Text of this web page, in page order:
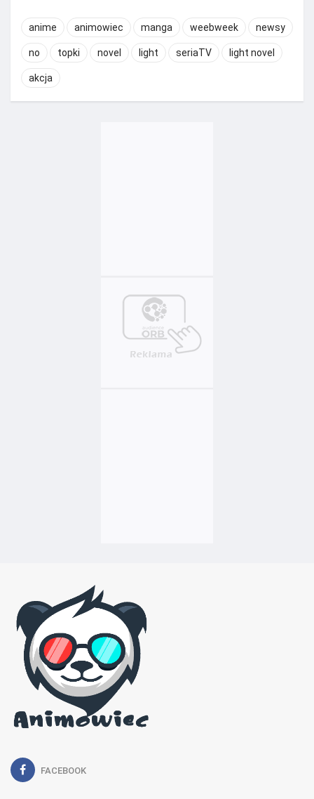
anime animowiec manga weebweek newsy
no topki novel light seriaTV light novel
akcja
FACEBOOK